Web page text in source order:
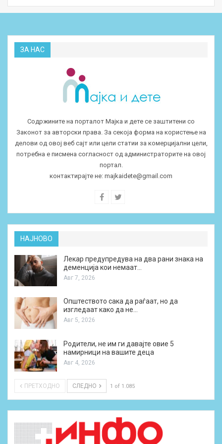
ЗА НАС
Содржините на порталот Мајка и дете се заштитени со
Законот за авторски права. За секоја форма на користење на
делови од овој веб сајт или цели статии за комерцијални цели,
потребна е писмена согласност од администраторите на овој
портал.
контактирајте не: majkaidete@gmail.com
НАЈНОВО
Лекар предупредува на два рани знака на
деменција кои немаат…
Авг 7, 2026
Општеството сака да раѓаат, но да
изгледаат како да не…
Авг 5, 2026
Родители, не им ги давајте овие 5
намирници на вашите деца
Авг 4, 2026
ПРЕТХОДНО СЛЕДНО 1 of 1.085